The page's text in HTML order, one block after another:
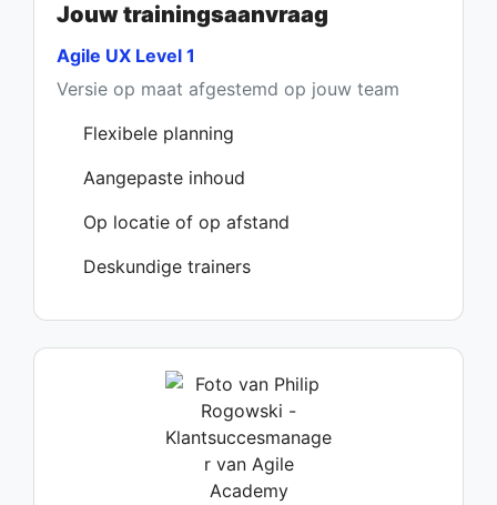
Jouw trainingsaanvraag
Agile UX Level 1
Versie op maat afgestemd op jouw team
Flexibele planning
Aangepaste inhoud
Op locatie of op afstand
Deskundige trainers